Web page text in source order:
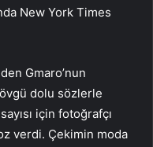
New York Times
Gmaro’nun
övgü dolu sözlerle
için fotoğrafçı
verdi. Çekimin moda